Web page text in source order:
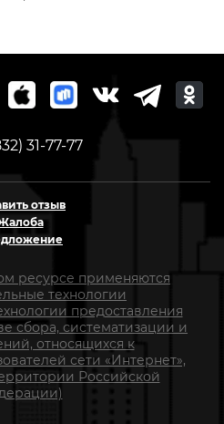
31-77-77
отзыв
ресурсе применяются
технологии
предоставления
сбора, систематизации и
относящихся к
сети «Интернет»,
Российской